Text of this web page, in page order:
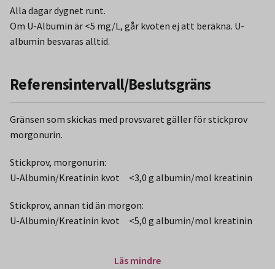
Alla dagar dygnet runt.
Om U-Albumin är <5 mg/L, går kvoten ej att beräkna. U-
albumin besvaras alltid.
Referensintervall/Beslutsgräns
Gränsen som skickas med provsvaret gäller för stickprov
morgonurin.
Stickprov, morgonurin:
U-Albumin/Kreatinin kvot <3,0 g albumin/mol kreatinin
Stickprov, annan tid än morgon:
U-Albumin/Kreatinin kvot <5,0 g albumin/mol kreatinin
Läs mindre